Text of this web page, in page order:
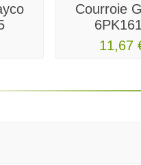
Courroie
11,67